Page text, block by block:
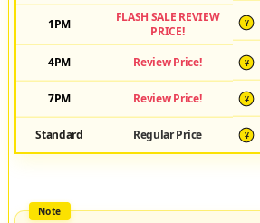
1PM
FLASH SALE REVIEW
PRICE!
¥
4PM Review Price! ¥
7PM Review Price! ¥
Standard Regular Price ¥